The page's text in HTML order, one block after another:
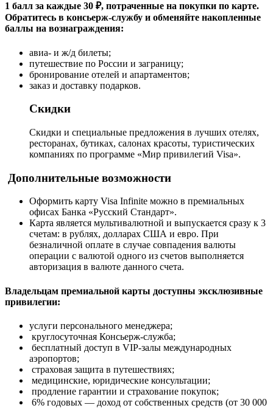
1 балл за каждые 30 ₽, потраченные на покупки по карте.
Обратитесь в консьерж-службу и обменяйте накопленные
баллы на вознаграждения:
авиа- и ж/д билеты;
путешествие по России и заграницу;
бронирование отелей и апартаментов;
заказ и доставку подарков.
Скидки
Скидки и специальные предложения в лучших отелях,
ресторанах, бутиках, салонах красоты, туристических
компаниях по программе «Мир привилегий Visa».
Дополнительные возможности
Оформить карту Visa Infinite можно в премиальных
офисах Банка «Русский Стандарт».
Карта является мультивалютной и выпускается сразу к 3
счетам: в рублях, долларах США и евро. При
безналичной оплате в случае совпадения валюты
операции с валютой одного из счетов выполняется
авторизация в валюте данного счета.
Владельцам премиальной карты доступны эксклюзивные
привилегии:
услуги персонального менеджера;
круглосуточная Консьерж-служба;
бесплатный доступ в VIP-залы международных
аэропортов;
страховая защита в путешествиях;
медицинские, юридические консультации;
продление гарантии и страхование покупок;
6% годовых — доход от собственных средств (от 30 000